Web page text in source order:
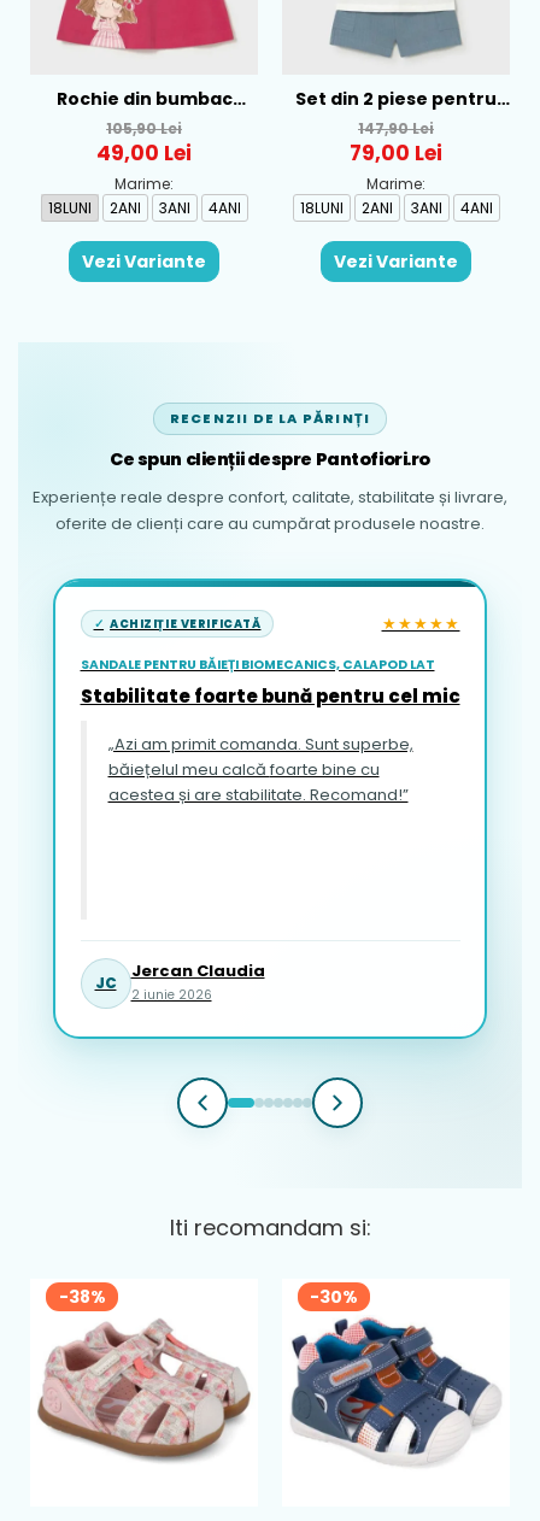
Rochie din bumbac
pentru fete Mayoral,
Rosu - 1930-069
105,90 Lei
49,00 Lei
Marime:
18LUNI
2ANI 3ANI 4ANI
Vezi Variante
Set din 2 piese pentru
baieti Mayoral, Alb-
Albastru - 1665-31
147,90 Lei
79,00 Lei
Marime:
18LUNI
2ANI 3ANI 4ANI
Vezi Variante
RECENZII DE LA PĂRINȚI
Ce spun clienții despre Pantofiori.ro
Experiențe reale despre confort, calitate, stabilitate și livrare,
oferite de clienți care au cumpărat produsele noastre.
ACHIZIȚIE VERIFICATĂ ★★★★★
SANDALE PENTRU BĂIEȚI BIOMECANICS, CALAPOD LAT
Stabilitate foarte bună pentru cel mic
„Azi am primit comanda. Sunt superbe,
băiețelul meu calcă foarte bine cu
acestea și are stabilitate. Recomand!”
JC
Jercan Claudia
2 iunie 2026
Iti recomandam si:
-38% -30%